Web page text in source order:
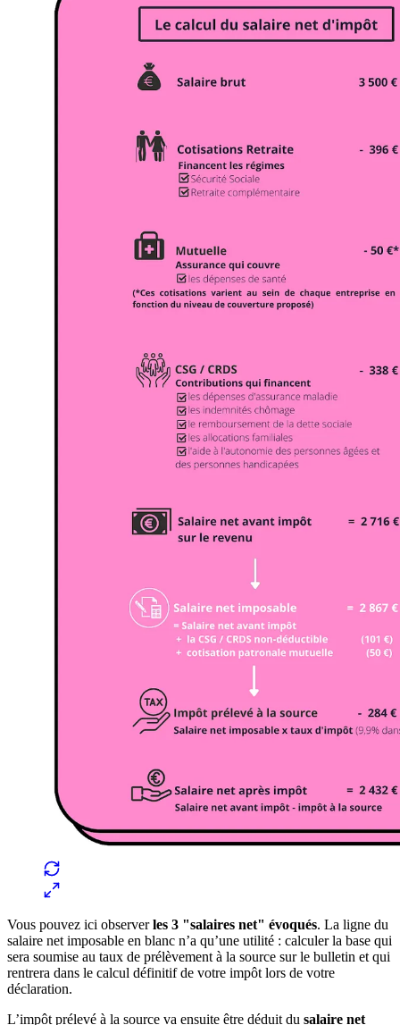
Vous pouvez ici observerles 3 "salaires net" évoqués. La ligne du
salaire net imposable en blanc n’a qu’une utilité : calculer la base qui
sera soumise au taux de prélèvement à la source sur le bulletin et qui
rentrera dans le calcul définitif de votre impôt lors de votre
déclaration.
L’impôt prélevé à la source va ensuite être déduit du salaire net